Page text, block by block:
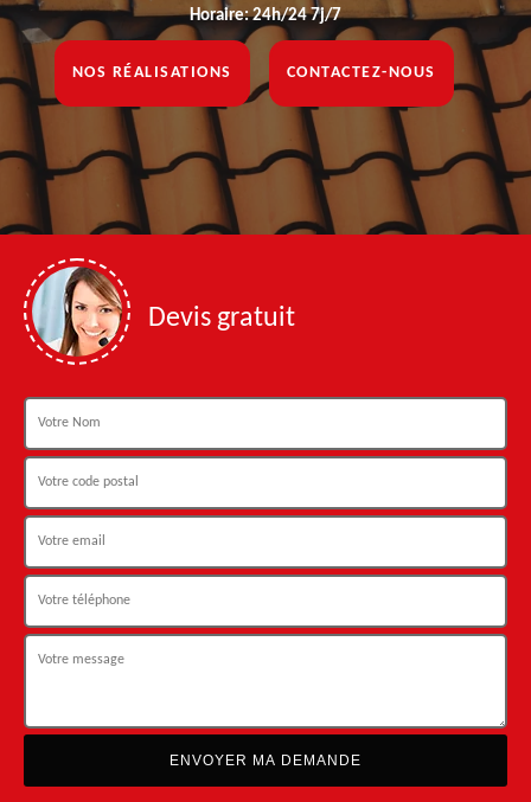
Horaire: 24h/24 7j/7
NOS RÉALISATIONS CONTACTEZ-NOUS
Devis gratuit